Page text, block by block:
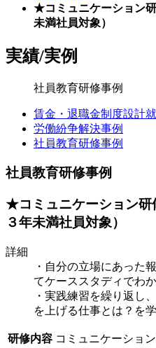
★コミュニケーション
未満社員対象）
実績/実例
社員教育研修事例
賃金・退職金制度設計
労働紛争解決事例
社員教育研修事例
社員教育研修事例
★コミュニケーション
３年未満社員対象）
詳細
・自分の立場にあった
てケーススタディでわ
・実践練習を繰り返し
を上げる仕事とは？を
研修内容 コミュニケーショ